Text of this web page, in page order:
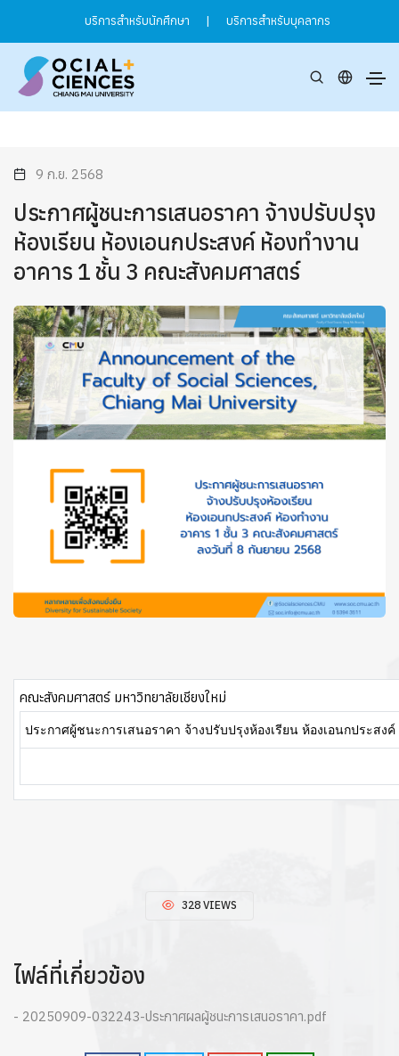
บริการสำหรับนักศึกษา | บริการสำหรับบุคลากร
9 ก.ย. 2568
ประกาศผู้ชนะการเสนอราคา จ้างปรับปรุง
ห้องเรียน ห้องเอนกประสงค์ ห้องทำงาน
อาคาร 1 ชั้น 3 คณะสังคมศาสตร์
คณะสังคมศาสตร์ มหาวิทยาลัยเชียงใหม่
ประกาศผู้ชนะการเสนอราคา จ้างปรับปรุงห้องเรียน ห้องเอนกประส
328 VIEWS
ไฟล์ที่เกี่ยวข้อง
- 20250909-032243-ประกาศผลผู้ชนะการเสนอราคา.pdf